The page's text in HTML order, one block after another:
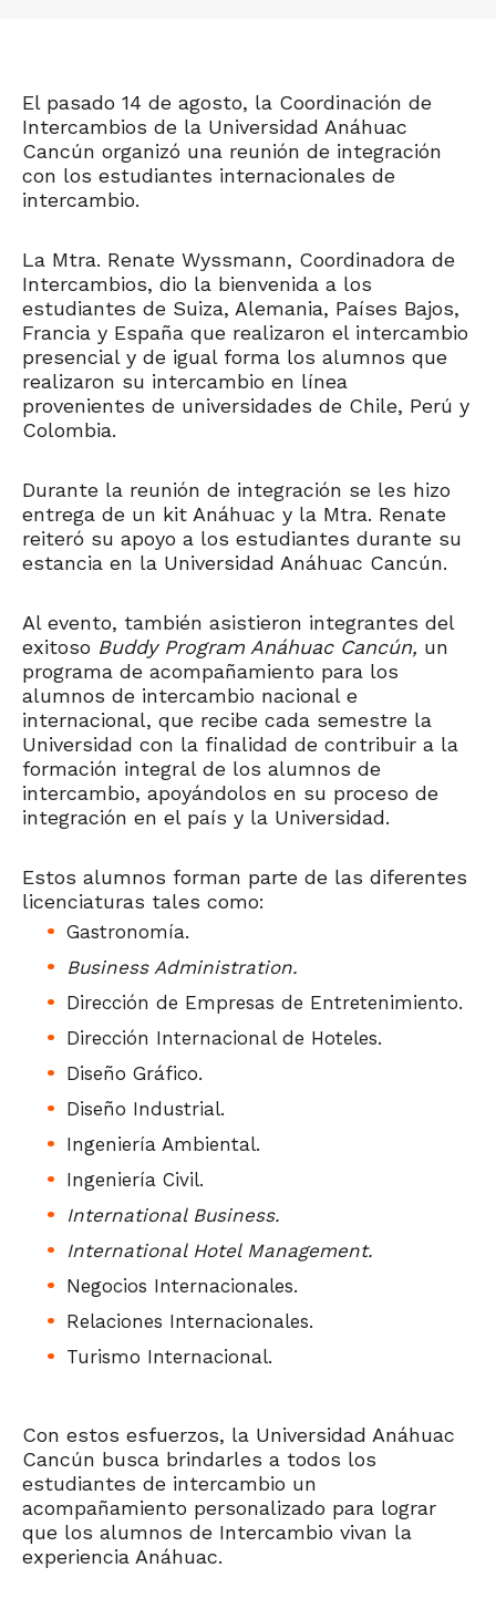
El pasado 14 de agosto, la Coordinación de
Intercambios de la Universidad Anáhuac
Cancún organizó una reunión de integración
con los estudiantes internacionales de
intercambio.
La Mtra. Renate Wyssmann, Coordinadora de
Intercambios, dio la bienvenida a los
estudiantes de Suiza, Alemania, Países Bajos,
Francia y España que realizaron el intercambio
presencial y de igual forma los alumnos que
realizaron su intercambio en línea
provenientes de universidades de Chile, Perú y
Colombia.
Durante la reunión de integración se les hizo
entrega de un kit Anáhuac y la Mtra. Renate
reiteró su apoyo a los estudiantes durante su
estancia en la Universidad Anáhuac Cancún.
Al evento, también asistieron integrantes del
exitoso Buddy Program Anáhuac Cancún, un
programa de acompañamiento para los
alumnos de intercambio nacional e
internacional, que recibe cada semestre la
Universidad con la finalidad de contribuir a la
formación integral de los alumnos de
intercambio, apoyándolos en su proceso de
integración en el país y la Universidad.
Estos alumnos forman parte de las diferentes
licenciaturas tales como:
Gastronomía.
Business Administration.
Dirección de Empresas de Entretenimiento.
Dirección Internacional de Hoteles.
Diseño Gráfico.
Diseño Industrial.
Ingeniería Ambiental.
Ingeniería Civil.
International Business.
International Hotel Management.
Negocios Internacionales.
Relaciones Internacionales.
Turismo Internacional.
Con estos esfuerzos, la Universidad Anáhuac
Cancún busca brindarles a todos los
estudiantes de intercambio un
acompañamiento personalizado para lograr
que los alumnos de Intercambio vivan la
experiencia Anáhuac.